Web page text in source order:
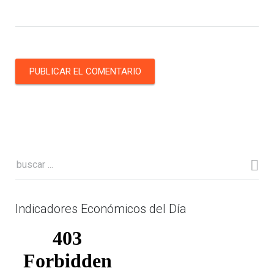
Indicadores Económicos del Día